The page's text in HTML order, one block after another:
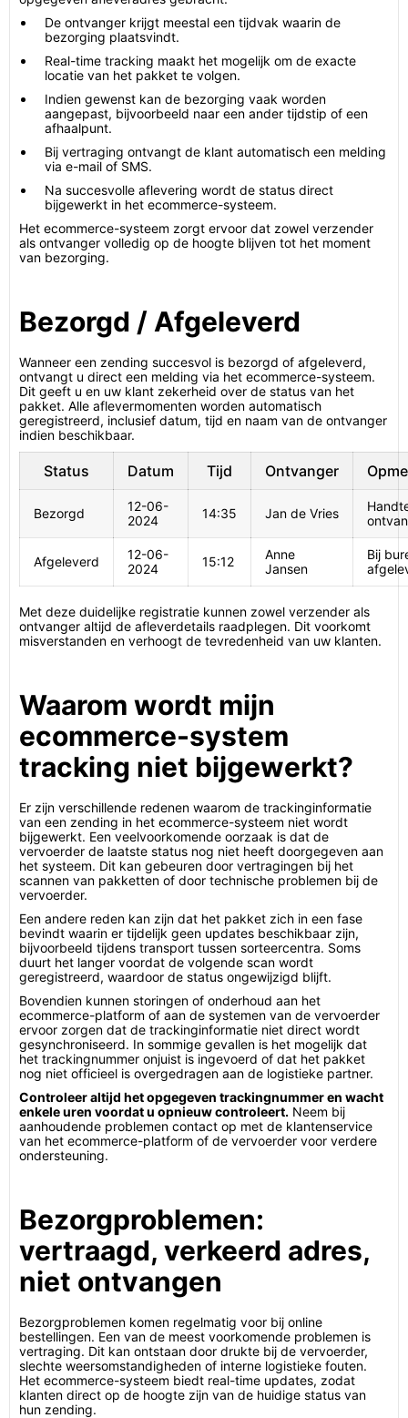
De ontvanger krijgt meestal een tijdvak waarin de
bezorging plaatsvindt.
Real-time tracking maakt het mogelijk om de exacte
locatie van het pakket te volgen.
Indien gewenst kan de bezorging vaak worden
aangepast, bijvoorbeeld naar een ander tijdstip of een
afhaalpunt.
Bij vertraging ontvangt de klant automatisch een melding
via e-mail of SMS.
Na succesvolle aflevering wordt de status direct
bijgewerkt in het ecommerce-systeem.
Het ecommerce-systeem zorgt ervoor dat zowel verzender
als ontvanger volledig op de hoogte blijven tot het moment
van bezorging.
Bezorgd / Afgeleverd
Wanneer een zending succesvol is bezorgd of afgeleverd,
ontvangt u direct een melding via het ecommerce-systeem.
Dit geeft u en uw klant zekerheid over de status van het
pakket. Alle aflevermomenten worden automatisch
geregistreerd, inclusief datum, tijd en naam van de ontvanger
indien beschikbaar.
Status Datum Tijd Ontvanger
Bezorgd
12-06-
2024
14:35 Jan de Vries
Afgeleverd
12-06-
2024
15:12
Anne
Jansen
Bij
Met deze duidelijke registratie kunnen zowel verzender als
ontvanger altijd de afleverdetails raadplegen. Dit voorkomt
misverstanden en verhoogt de tevredenheid van uw klanten.
Waarom wordt mijn
ecommerce-system
tracking niet bijgewerkt?
Er zijn verschillende redenen waarom de trackinginformatie
van een zending in het ecommerce-systeem niet wordt
bijgewerkt. Een veelvoorkomende oorzaak is dat de
vervoerder de laatste status nog niet heeft doorgegeven aan
het systeem. Dit kan gebeuren door vertragingen bij het
scannen van pakketten of door technische problemen bij de
vervoerder.
Een andere reden kan zijn dat het pakket zich in een fase
bevindt waarin er tijdelijk geen updates beschikbaar zijn,
bijvoorbeeld tijdens transport tussen sorteercentra. Soms
duurt het langer voordat de volgende scan wordt
geregistreerd, waardoor de status ongewijzigd blijft.
Bovendien kunnen storingen of onderhoud aan het
ecommerce-platform of aan de systemen van de vervoerder
ervoor zorgen dat de trackinginformatie niet direct wordt
gesynchroniseerd. In sommige gevallen is het mogelijk dat
het trackingnummer onjuist is ingevoerd of dat het pakket
nog niet officieel is overgedragen aan de logistieke partner.
Controleer altijd het opgegeven trackingnummer en wacht
enkele uren voordat u opnieuw controleert. Neem bij
aanhoudende problemen contact op met de klantenservice
van het ecommerce-platform of de vervoerder voor verdere
ondersteuning.
Bezorgproblemen:
vertraagd, verkeerd adres,
niet ontvangen
Bezorgproblemen komen regelmatig voor bij online
bestellingen. Een van de meest voorkomende problemen is
vertraging. Dit kan ontstaan door drukte bij de vervoerder,
slechte weersomstandigheden of interne logistieke fouten.
Het ecommerce-systeem biedt real-time updates, zodat
klanten direct op de hoogte zijn van de huidige status van
hun zending.